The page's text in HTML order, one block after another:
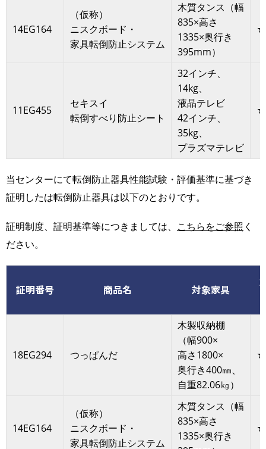
14EG164
（仮称）
ニスクボード・
家具転倒防止システム
木質タンス（幅
835×高さ
1335×奥行き
395mm）
11EG455
セキスイ
転倒すべり防止シート
32インチ、
14kg、
液晶テレビ
42インチ、
35kg、
プラズマテレビ
★
当センターにて転倒防止器具性能試験・評価基準に基づき
証明したは転倒防止器具は以下のとおりです。
証明制度、証明基準等につきましては、 こちらをご参照 く
ださい。
証明番号 商品名 対象家具
18EG294 つっぱんだ
木製収納棚
（幅900×
高さ1800×
奥行き400㎜、
自重82.06㎏）
14EG164
（仮称）
ニスクボード・
家具転倒防止システム
木質タンス（幅
835×高さ
1335×奥行き